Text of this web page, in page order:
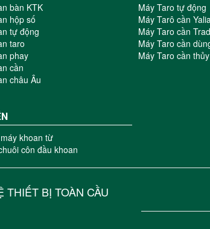
bàn KTK
hộp số
tự động
taro
phay
cần
châu Âu
Máy Taro tự động
Máy Tarô cần
Máy Taro cần
Máy Taro cần
Máy Taro cần
khoan từ
côn đầu khoan
THIẾT BỊ TOÀN CẦU